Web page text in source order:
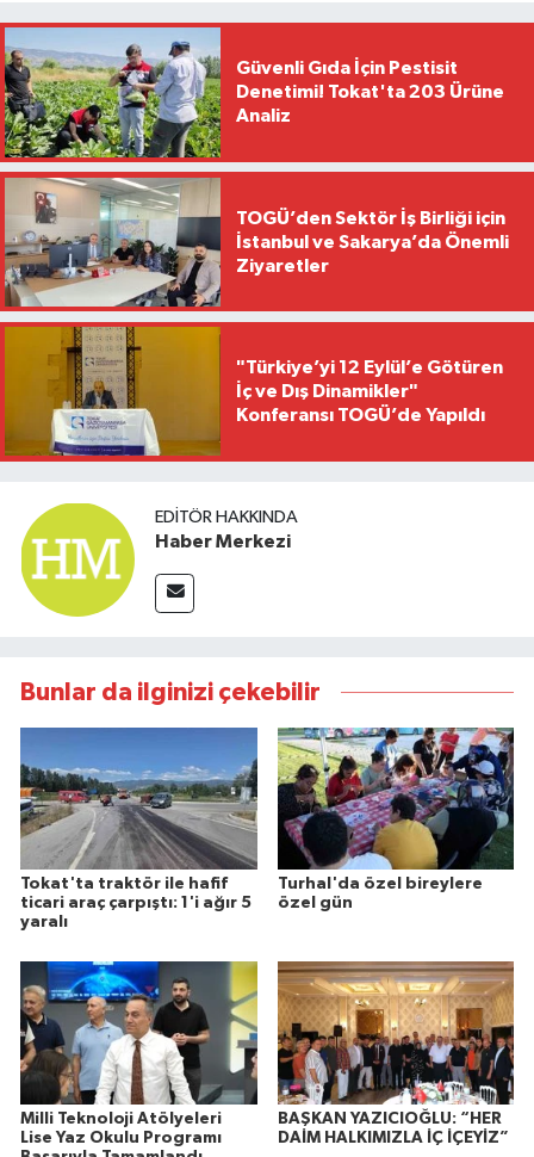
Güvenli Gıda İçin Pestisit
Denetimi! Tokat'ta 203 Ürüne
Analiz
TOGÜ’den Sektör İş Birliği için
İstanbul ve Sakarya’da Önemli
Ziyaretler
"Türkiye’yi 12 Eylül’e Götüren
İç ve Dış Dinamikler"
Konferansı TOGÜ’de Yapıldı
EDITÖR HAKKINDA
Haber Merkezi
Bunlar da ilginizi çekebilir
Tokat'ta traktör ile hafif
ticari araç çarpıştı: 1'i ağır 5
yaralı
Turhal'da özel bireylere
özel gün
Milli Teknoloji Atölyeleri
Lise Yaz Okulu Programı
BAŞKAN YAZICIOĞLU: “HER
DAİM HALKIMIZLA İÇ İÇEYİZ”